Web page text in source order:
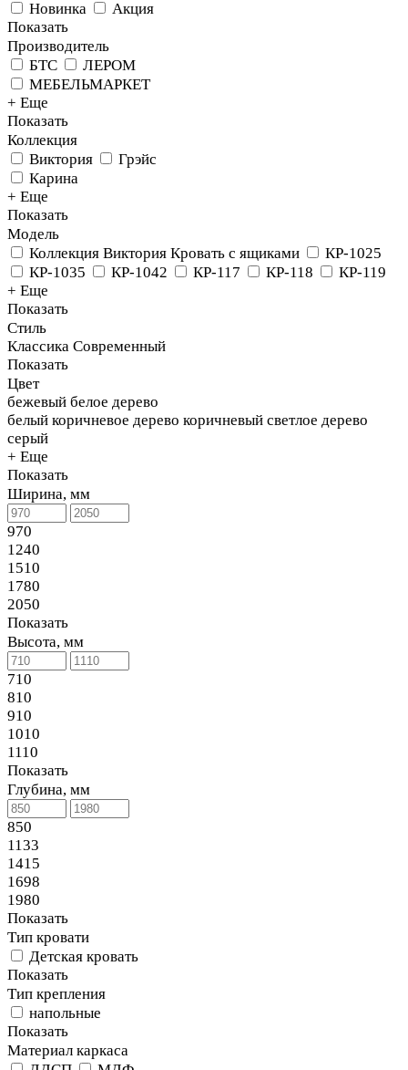
Новинка
Акция
Показать
Производитель
БТС
ЛЕРОМ
МЕБЕЛЬМАРКЕТ
+ Еще
Показать
Коллекция
Виктория
Грэйс
Карина
+ Еще
Показать
Модель
Коллекция Виктория Кровать с ящиками
КР-1025
КР-1035
КР-1042 КР-117 КР-118
КР-119
+ Еще
Показать
Стиль
Классика Современный
Показать
Цвет
бежевый белое дерево
белый коричневое дерево коричневый светлое дерево
серый
+ Еще
Показать
Ширина, мм
970
1240
1510
1780
2050
Показать
Высота, мм
710
810
910
1010
1110
Показать
Глубина, мм
850
1133
1415
1698
1980
Показать
Тип кровати
Детская кровать
Показать
Тип крепления
напольные
Показать
Материал каркаса